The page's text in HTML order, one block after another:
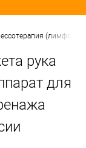
рука
для